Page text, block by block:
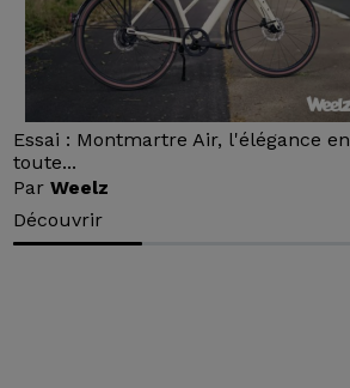
Essai : Montmartre Air, l'élégance en
toute...
ParWeelz
Découvrir